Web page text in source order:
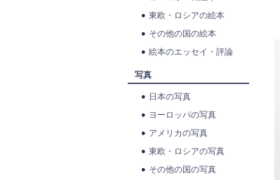
東欧・ロシアの絵本
その他の国の絵本
絵本のエッセイ・評論
写真
日本の写真
ヨーロッパの写真
アメリカの写真
東欧・ロシアの写真
その他の国の写真